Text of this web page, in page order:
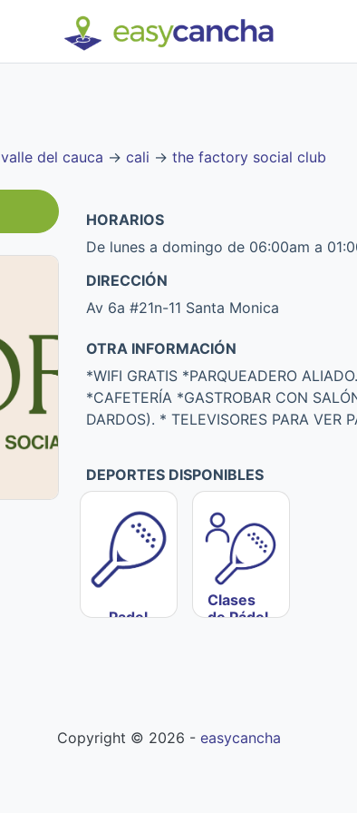
valle del cauca → cali → the factory social club
HORARIOS
De lunes a domingo de 06:00am a
DIRECCIÓN
Av 6a #21n-11 Santa Monica
OTRA INFORMACIÓN
*WIFI GRATIS *PARQUEADERO
*CAFETERÍA *GASTROBAR CON
DARDOS). * TELEVISORES PARA VER
DEPORTES DISPONIBLES
Padel
Clases
de Pádel
Copyright © 2026 - easycancha